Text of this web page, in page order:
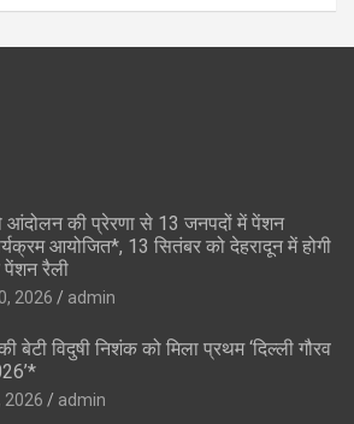
आंदोलन की प्रेरणा से 13 जनपदों में पेंशन
आयोजित*, 13 सितंबर को देहरादून में होगी
पेंशन रैली
2026 admin
बेटी विदुषी निशंक को मिला प्रथम ‘दिल्ली गौरव
2026 admin